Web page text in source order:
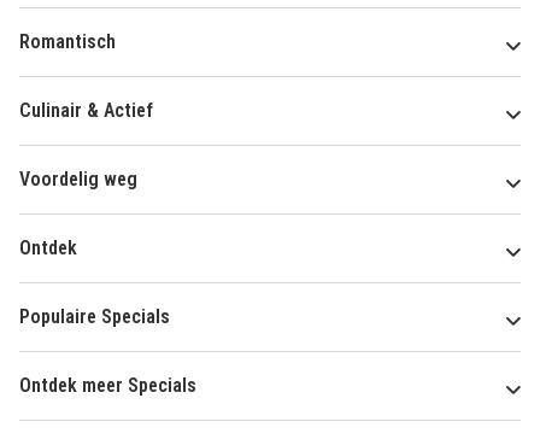
Romantisch
Culinair & Actief
Voordelig weg
Ontdek
Populaire Specials
Ontdek meer Specials